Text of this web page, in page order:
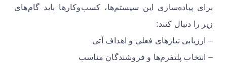
برای پیاده‌سازی این سیستم‌ها، کسب‌وکارها باید گام‌های
زیر را دنبال کنند:
– ارزیابی نیازهای فعلی و اهداف آتی
– انتخاب پلتفرم‌ها و فروشندگان مناسب